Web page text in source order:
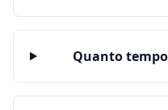
Quanto